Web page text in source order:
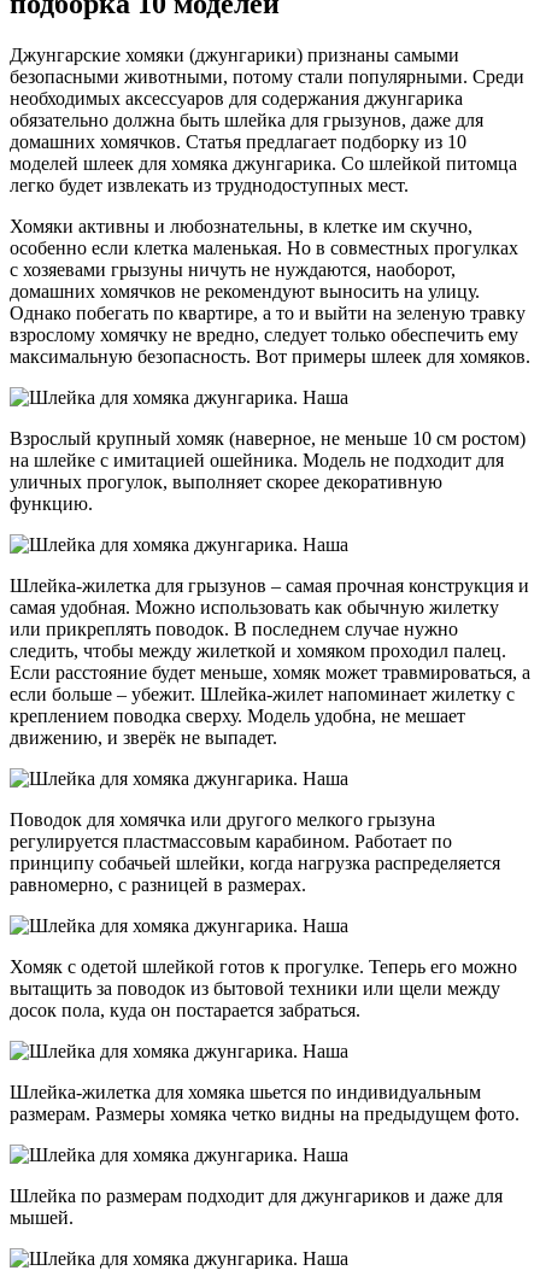
Джунгарские хомяки (джунгарики) признаны самыми
безопасными животными, потому стали популярными. Среди
необходимых аксессуаров для содержания джунгарика
обязательно должна быть шлейка для грызунов, даже для
домашних хомячков. Статья предлагает подборку из 10
моделей шлеек для хомяка джунгарика. Со шлейкой питомца
легко будет извлекать из труднодоступных мест.
Хомяки активны и любознательны, в клетке им скучно,
особенно если клетка маленькая. Но в совместных прогулках
с хозяевами грызуны ничуть не нуждаются, наоборот,
домашних хомячков не рекомендуют выносить на улицу.
Однако побегать по квартире, а то и выйти на зеленую травку
взрослому хомячку не вредно, следует только обеспечить ему
максимальную безопасность. Вот примеры шлеек для хомяков.
Взрослый крупный хомяк (наверное, не меньше 10 см ростом)
на шлейке с имитацией ошейника. Модель не подходит для
уличных прогулок, выполняет скорее декоративную
функцию.
Шлейка-жилетка для грызунов – самая прочная конструкция и
самая удобная. Можно использовать как обычную жилетку
или прикреплять поводок. В последнем случае нужно
следить, чтобы между жилеткой и хомяком проходил палец.
Если расстояние будет меньше, хомяк может травмироваться, а
если больше – убежит. Шлейка-жилет напоминает жилетку с
креплением поводка сверху. Модель удобна, не мешает
движению, и зверёк не выпадет.
Поводок для хомячка или другого мелкого грызуна
регулируется пластмассовым карабином. Работает по
принципу собачьей шлейки, когда нагрузка распределяется
равномерно, с разницей в размерах.
Хомяк с одетой шлейкой готов к прогулке. Теперь его можно
вытащить за поводок из бытовой техники или щели между
досок пола, куда он постарается забраться.
Шлейка-жилетка для хомяка шьется по индивидуальным
размерам. Размеры хомяка четко видны на предыдущем фото.
Шлейка по размерам подходит для джунгариков и даже для
мышей.